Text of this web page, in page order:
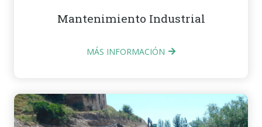
Mantenimiento Industrial
MÁS INFORMACIÓN